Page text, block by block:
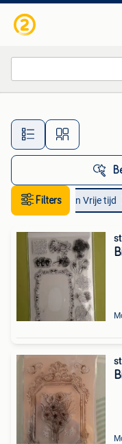
Filters
Hobby en Vrije tijd